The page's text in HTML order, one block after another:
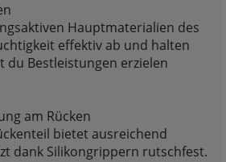
Hauptmaterialien des
effektiv ab und halten
du Bestleistungen erzielen
am Rücken
bietet ausreichend
dank Silikongrippern rutschfest.